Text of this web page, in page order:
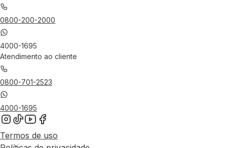
0800-200-2000
4000-1695
Atendimento ao cliente
0800-701-2523
4000-1695
Termos de uso